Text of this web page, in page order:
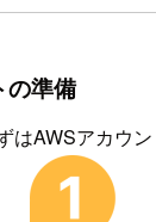
の準備
はAWSアカウン